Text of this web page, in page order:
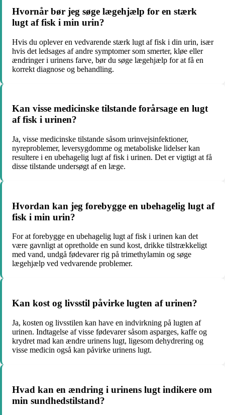
Hvornår bør jeg søge lægehjælp for en stærk
lugt af fisk i min urin?
Hvis du oplever en vedvarende stærk lugt af fisk i din urin, især
hvis det ledsages af andre symptomer som smerter, kløe eller
ændringer i urinens farve, bør du søge lægehjælp for at få en
korrekt diagnose og behandling.
Kan visse medicinske tilstande forårsage en lugt
af fisk i urinen?
Ja, visse medicinske tilstande såsom urinvejsinfektioner,
nyreproblemer, leversygdomme og metaboliske lidelser kan
resultere i en ubehagelig lugt af fisk i urinen. Det er vigtigt at få
disse tilstande undersøgt af en læge.
Hvordan kan jeg forebygge en ubehagelig lugt af
fisk i min urin?
For at forebygge en ubehagelig lugt af fisk i urinen kan det
være gavnligt at opretholde en sund kost, drikke tilstrækkeligt
med vand, undgå fødevarer rig på trimethylamin og søge
lægehjælp ved vedvarende problemer.
Kan kost og livsstil påvirke lugten af urinen?
Ja, kosten og livsstilen kan have en indvirkning på lugten af
urinen. Indtagelse af visse fødevarer såsom asparges, kaffe og
krydret mad kan ændre urinens lugt, ligesom dehydrering og
visse medicin også kan påvirke urinens lugt.
Hvad kan en ændring i urinens lugt indikere om
min sundhedstilstand?